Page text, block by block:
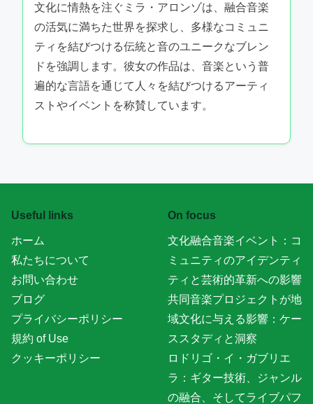
文化に情熱を注ぐミラ・アロンゾは、融合音楽
の活気に満ちた世界を探求し、多様なコミュニ
ティを結びつける伝統と音のユニークなブレン
ドを強調します。彼女の作品は、音楽という普
遍的な言語を通じて人々を結びつけるアーティ
ストやイベントを称賛しています。
Useful links
ホーム
私たちについて
お問い合わせ
ブログ
プライバシーポリシー
規約 of Use
クッキーポリシー
On focus
文化融合音楽イベント：コ
ミュニティのアイデンティ
ティと芸術的革新への影響
共同音楽プロジェクトが地
域文化に与える影響：ケー
ススタディと洞察
ロドリゴ・イ・ガブリエ
ラ：ギター技術、ジャンル
の融合、そしてライブパフ